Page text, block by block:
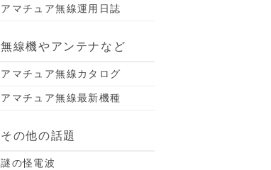
アマチュア無線運用日誌
無線機やアンテナなど
アマチュア無線カタログ
アマチュア無線最新機種
その他の話題
謎の怪電波